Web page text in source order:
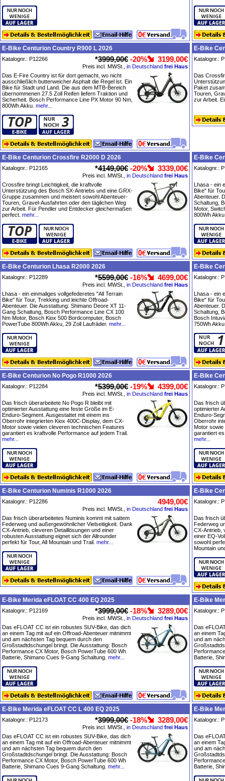
E-Bike Centurion Country R900 L 2026
Katalognr.: P12266 *3999,00€ -20% 3199,00€
Preis incl. MWSt., in Deutschland frei Haus
Das E-Fire Country ist für dort gemacht, wo nicht
ausschließlich butterweicher Asphalt die Regel ist. Ein
Bike für Stadt und Land. Die aus dem MTB-Bereich
übernommenen 27.5 Zoll Reifen liefern Traktion und
Sicherheit. Bosch Performance Line PX Motor 90 Nm,
800Wh Akku. mehr...
E-Bike
Katalognr.:
Das
Paket
Touren,
zur Arbeit.
E-Bike Centurion Crossfire R2000 D 2026
Katalognr.: P12165 *4149,00€ -20% 3339,00€
Preis incl. MWSt., in Deutschland frei Haus
Crossfire bringt Leichtigkeit, die kraftvolle
Unterstützung des Bosch SX-Antriebs und eine GRX-
Gruppe zusammen und meistert sowohl Abenteuer-
Touren, Gravel-Ausfahrten oder den täglichen Weg
zur Arbeit. Für Pendler und Entdecker gleichermaßen
perfect. mehr...
E-Bike
Katalognr.:
Lhasa - ein
Bike" für
Abenteuer.
Schaltung,
Motor,
800Wh
E-Bike Centurion Lhasa R2000 2026
Katalognr.: P12289 *5599,00€ -16% 4699,00€
Preis incl. MWSt., in Deutschland frei Haus
Lhasa - ein einmaliges vollgefederetes "All Terrain
Bike" für Tour, Trekking und leichte Offroad-
Abenteuer. Die Ausstattung: Shimano Deore XT 11-
Gang Schaltung, Bosch Performance Line CX 100
Nm Motor, Bosch Kiox 500 Bordcomputer, Bosch
PowerTube 800Wh Akku, 29 Zoll Laufräder. mehr...
E-Bike
Katalognr.:
Lhasa - ein
Bike" für
Abenteuer.
Schaltung,
Bosch
750Wh
E-Bike Centurion No Pogo R1000 2026
Katalognr.: P12284 *5399,00€ -19% 4399,00€
Preis incl. MWSt., in Deutschland frei Haus
Das frisch überarbeitete No Pogo R bleibt mit
optimierter Ausstattung eine feste Größe im E-
Enduro-Segment. Ausgestattet mit einem ins
Oberrohr integrierten Kiox 400C-Display, dem CX-
Motor sowie vielen cleveren technischen Features
garantiert es kraftvolle Performance auf jedem Trail.
mehr...
E-Bike
Katalognr.:
Das frisch
optimierter
Enduro-
Oberrohr
Motor
garantiert
mehr...
E-Bike Centurion Numinis R1000 2026
Katalognr.: P12286 4949,00€
Preis incl. MWSt., in Deutschland frei Haus
Das frisch überarbeitetes Numinis kommt mit sattem
Federweg und außergewöhnlicher Vielseitigkeit. Dank
CX-Antrieb, cleveren Detaillösungen und einer
robusten Ausstattung eignet sich der Allrounder
perfekt für Tour, All Mountain und Trail. mehr...
E-Bike
Katalognr.:
Das frisch
Federweg
CX-Antrieb,
einer EQ-
sowohl
Mountain
E-Bike Merida eFLOAT CC 400 EQ 2025
Katalognr.: P12169 *3999,00€ -18% 3289,00€
Preis incl. MWSt., in Deutschland frei Haus
Das eFLOAT CC ist ein robustes SUV-Bike, das dich
an einem Tag mit auf ein Offroad-Abenteuer mitnimmt
und am nächsten Tag bequem durch den
Großstadtdschungel bringt. Die Ausstattung: Bosch
Performance CX Motor, Bosch PowerTube 600 Wh
Batterie, Shimano Cues 9-Gang Schaltung. mehr...
E-Bike
Katalognr.:
Das
an einem
und am
Batterie,
E-Bike Merida eFLOAT CC L 400 EQ 2025
Katalognr.: P12173 *3999,00€ -18% 3289,00€
Preis incl. MWSt., in Deutschland frei Haus
Das eFLOAT CC ist ein robustes SUV-Bike, das dich
an einem Tag mit auf ein Offroad-Abenteuer mitnimmt
und am nächsten Tag bequem durch den
Großstadtdschungel bringt. Die Ausstattung: Bosch
Performance CX Motor, Bosch PowerTube 600 Wh
Batterie, Shimano Cues 9-Gang Schaltung. mehr...
E-Bike
Katalognr.:
Das
an einem
und am
Batterie,